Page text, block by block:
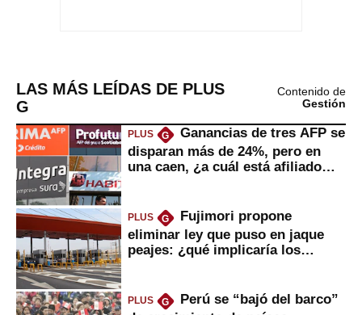
LAS MÁS LEÍDAS DE PLUS
G
Contenido de
Gestión
PLUS G
Ganancias de tres AFP se
disparan más de 24%, pero en
una caen, ¿a cuál está afiliado
PLUS G
Fujimori propone
eliminar ley que puso en jaque
peajes: ¿qué implicaría los
PLUS G
Perú se “bajó del barco”